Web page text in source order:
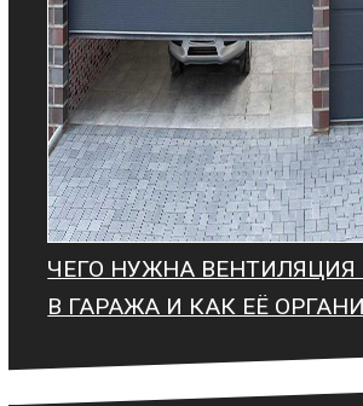
ЧЕГО НУЖНА ВЕНТИЛЯЦИЯ
В ГАРАЖА И КАК ЕЁ